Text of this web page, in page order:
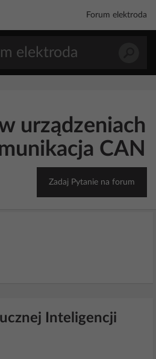
Forum elektroda
urządzeniach
CAN
Zadaj Pytanie na forum
Inteligencji